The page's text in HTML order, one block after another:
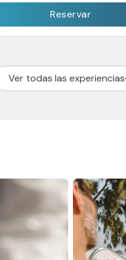
Reservar
Ver todas las experiencias